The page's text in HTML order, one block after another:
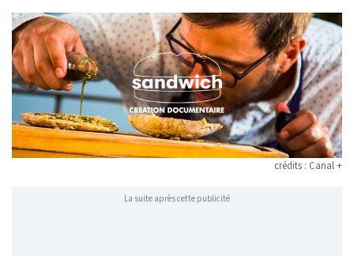
crédits : Canal +
La suite après cette publicité